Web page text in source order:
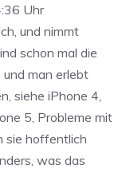
Uhr
und nimmt
schon mal die
man erlebt
siehe iPhone 4,
5, Probleme mit
sie hoffentlich
was das